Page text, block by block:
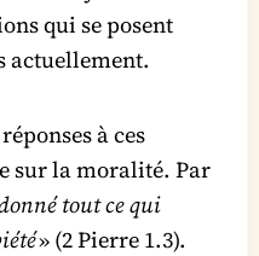
qui se posent
actuellement.
à ces
sur la moralité. Par
tout ce qui
» (2 Pierre 1.3).